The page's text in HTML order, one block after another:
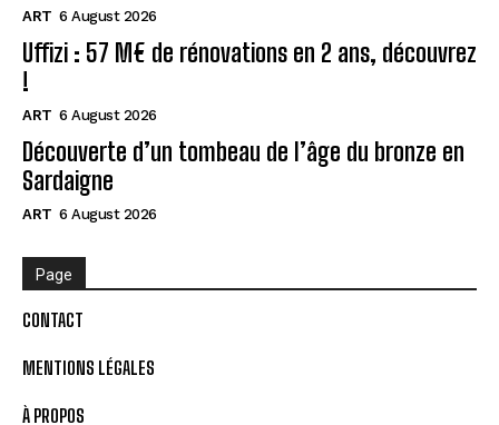
ART 6 August 2026
Uffizi : 57 M€ de rénovations en 2 ans, découvrez
!
ART 6 August 2026
Découverte d’un tombeau de l’âge du bronze en
Sardaigne
ART 6 August 2026
Page
CONTACT
MENTIONS LÉGALES
À PROPOS